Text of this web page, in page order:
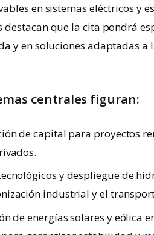
en sistemas eléctricos y
destacan que la cita pondrá
y en soluciones adaptadas a
centrales figuran:
de capital para proyectos
y despliegue de
industrial y el
de energías solares y eólica